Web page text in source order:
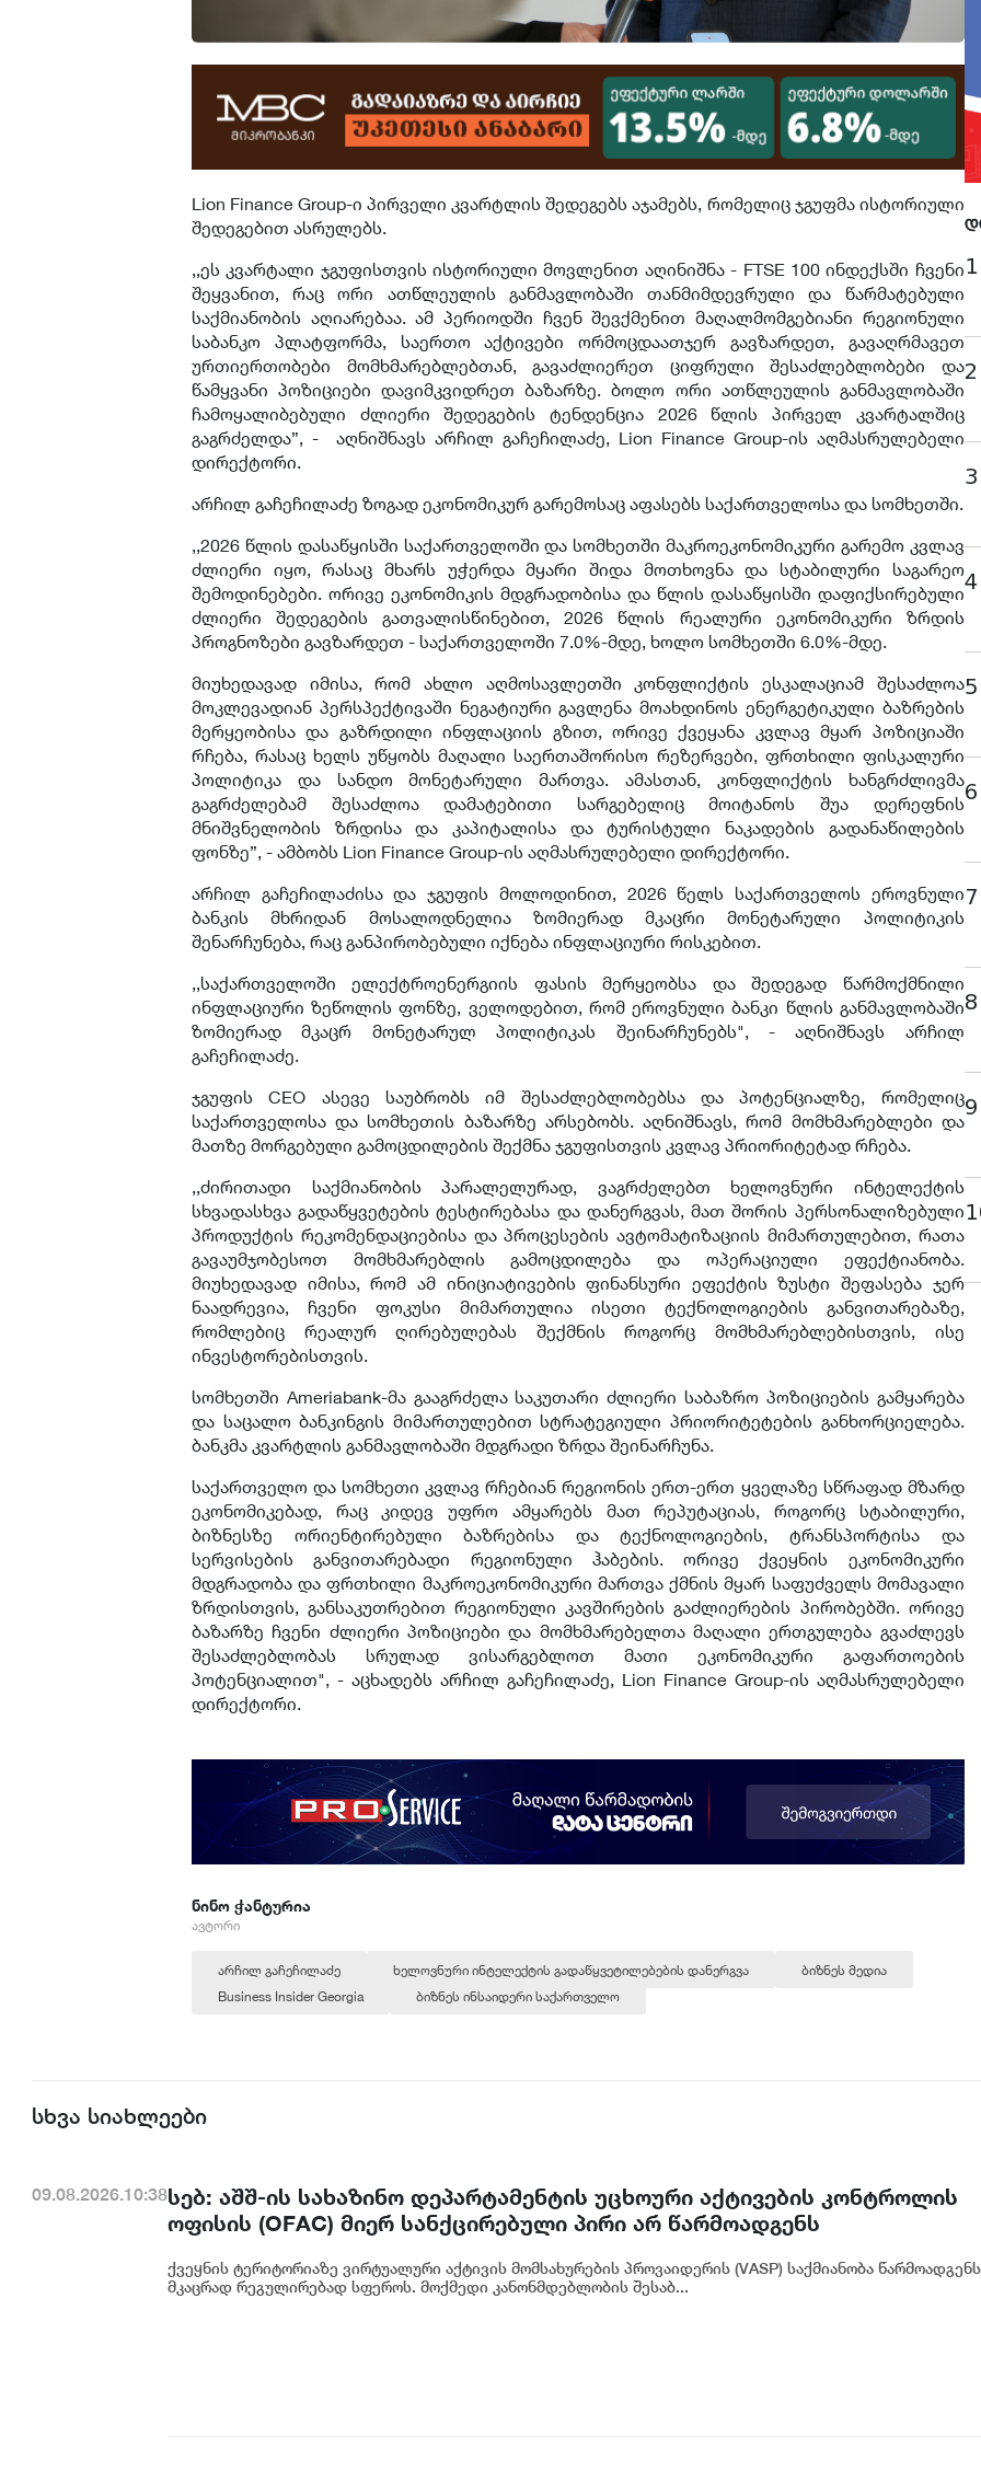
Lion Finance Group-ი პირველი კვარტლის შედეგებს აჯამებს, რომელიც ჯგუფმა ისტორიული
შედეგებით ასრულებს.
,,ეს კვარტალი ჯგუფისთვის ისტორიული მოვლენით აღინიშნა - FTSE 100 ინდექსში ჩვენი
შეყვანით, რაც ორი ათწლეულის განმავლობაში თანმიმდევრული და წარმატებული
საქმიანობის აღიარებაა. ამ პერიოდში ჩვენ შევქმენით მაღალმომგებიანი რეგიონული
საბანკო პლატფორმა, საერთო აქტივები ორმოცდაათჯერ გავზარდეთ, გავაღრმავეთ
ურთიერთობები მომხმარებლებთან, გავაძლიერეთ ციფრული შესაძლებლობები და
წამყვანი პოზიციები დავიმკვიდრეთ ბაზარზე. ბოლო ორი ათწლეულის განმავლობაში
ჩამოყალიბებული ძლიერი შედეგების ტენდენცია 2026 წლის პირველ კვარტალშიც
გაგრძელდა”, - აღნიშნავს არჩილ გაჩეჩილაძე, Lion Finance Group-ის აღმასრულებელი
დირექტორი.
არჩილ გაჩეჩილაძე ზოგად ეკონომიკურ გარემოსაც აფასებს საქართველოსა და სომხეთში.
,,2026 წლის დასაწყისში საქართველოში და სომხეთში მაკროეკონომიკური გარემო კვლავ
ძლიერი იყო, რასაც მხარს უჭერდა მყარი შიდა მოთხოვნა და სტაბილური საგარეო
შემოდინებები. ორივე ეკონომიკის მდგრადობისა და წლის დასაწყისში დაფიქსირებული
ძლიერი შედეგების გათვალისწინებით, 2026 წლის რეალური ეკონომიკური ზრდის
პროგნოზები გავზარდეთ - საქართველოში 7.0%-მდე, ხოლო სომხეთში 6.0%-მდე.
მიუხედავად იმისა, რომ ახლო აღმოსავლეთში კონფლიქტის ესკალაციამ შესაძლოა
მოკლევადიან პერსპექტივაში ნეგატიური გავლენა მოახდინოს ენერგეტიკული ბაზრების
მერყეობისა და გაზრდილი ინფლაციის გზით, ორივე ქვეყანა კვლავ მყარ პოზიციაში
რჩება, რასაც ხელს უწყობს მაღალი საერთაშორისო რეზერვები, ფრთხილი ფისკალური
პოლიტიკა და სანდო მონეტარული მართვა. ამასთან, კონფლიქტის ხანგრძლივმა
გაგრძელებამ შესაძლოა დამატებითი სარგებელიც მოიტანოს შუა დერეფნის
მნიშვნელობის ზრდისა და კაპიტალისა და ტურისტული ნაკადების გადანაწილების
ფონზე”, - ამბობს Lion Finance Group-ის აღმასრულებელი დირექტორი.
არჩილ გაჩეჩილაძისა და ჯგუფის მოლოდინით, 2026 წელს საქართველოს ეროვნული
ბანკის მხრიდან მოსალოდნელია ზომიერად მკაცრი მონეტარული პოლიტიკის
შენარჩუნება, რაც განპირობებული იქნება ინფლაციური რისკებით.
,,საქართველოში ელექტროენერგიის ფასის მერყეობსა და შედეგად წარმოქმნილი
ინფლაციური ზეწოლის ფონზე, ველოდებით, რომ ეროვნული ბანკი წლის განმავლობაში
ზომიერად მკაცრ მონეტარულ პოლიტიკას შეინარჩუნებს", - აღნიშნავს არჩილ
გაჩეჩილაძე.
ჯგუფის CEO ასევე საუბრობს იმ შესაძლებლობებსა და პოტენციალზე, რომელიც
საქართველოსა და სომხეთის ბაზარზე არსებობს. აღნიშნავს, რომ მომხმარებლები და
მათზე მორგებული გამოცდილების შექმნა ჯგუფისთვის კვლავ პრიორიტეტად რჩება.
,,ძირითადი საქმიანობის პარალელურად, ვაგრძელებთ ხელოვნური ინტელექტის
სხვადასხვა გადაწყვეტების ტესტირებასა და დანერგვას, მათ შორის პერსონალიზებული
პროდუქტის რეკომენდაციებისა და პროცესების ავტომატიზაციის მიმართულებით, რათა
გავაუმჯობესოთ მომხმარებლის გამოცდილება და ოპერაციული ეფექტიანობა.
მიუხედავად იმისა, რომ ამ ინიციატივების ფინანსური ეფექტის ზუსტი შეფასება ჯერ
ნაადრევია, ჩვენი ფოკუსი მიმართულია ისეთი ტექნოლოგიების განვითარებაზე,
რომლებიც რეალურ ღირებულებას შექმნის როგორც მომხმარებლებისთვის, ისე
ინვესტორებისთვის.
სომხეთში Ameriabank-მა გააგრძელა საკუთარი ძლიერი საბაზრო პოზიციების გამყარება
და საცალო ბანკინგის მიმართულებით სტრატეგიული პრიორიტეტების განხორციელება.
ბანკმა კვარტლის განმავლობაში მდგრადი ზრდა შეინარჩუნა.
საქართველო და სომხეთი კვლავ რჩებიან რეგიონის ერთ-ერთ ყველაზე სწრაფად მზარდ
ეკონომიკებად, რაც კიდევ უფრო ამყარებს მათ რეპუტაციას, როგორც სტაბილური,
ბიზნესზე ორიენტირებული ბაზრებისა და ტექნოლოგიების, ტრანსპორტისა და
სერვისების განვითარებადი რეგიონული ჰაბების. ორივე ქვეყნის ეკონომიკური
მდგრადობა და ფრთხილი მაკროეკონომიკური მართვა ქმნის მყარ საფუძველს მომავალი
ზრდისთვის, განსაკუთრებით რეგიონული კავშირების გაძლიერების პირობებში. ორივე
ბაზარზე ჩვენი ძლიერი პოზიციები და მომხმარებელთა მაღალი ერთგულება გვაძლევს
შესაძლებლობას სრულად ვისარგებლოთ მათი ეკონომიკური გაფართოების
პოტენციალით", - აცხადებს არჩილ გაჩეჩილაძე, Lion Finance Group-ის აღმასრულებელი
დირექტორი.
ნინო ჭანტურია
ავტორი
არჩილ გაჩეჩილაძე ხელოვნური ინტელექტის გადაწყვეტილებების დანერგვა
ბიზნეს მედია
Business Insider Georgia
ბიზნეს ინსაიდერი საქართველო
1
2
3
4
5
6
7
8
9
სხვა სიახლეები
09.08.2026.10:38სებ: აშშ-ის სახაზინო დეპარტამენტის უცხოური აქტივების კონტროლის
ოფისის (OFAC) მიერ სანქცირებული პირი არ წარმოადგენს
ქვეყნის ტერიტორიაზე ვირტუალური აქტივის მომსახურების პროვაიდერის (VASP) საქმიანობა წარმოადგენს
მკაცრად რეგულირებად სფეროს. მოქმედი კანონმდებლობის შესაბ...